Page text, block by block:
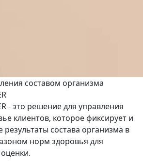
составом организма
- это решение для управления
клиентов, которое фиксирует и
результаты состава организма в
норм здоровья для